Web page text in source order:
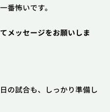
番怖いです。
メッセージをお願いしま
の試合も、しっかり準備し